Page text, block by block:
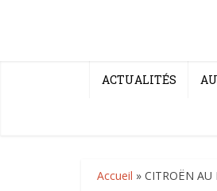
ACTUALITÉS
Accueil » CITROËN AU